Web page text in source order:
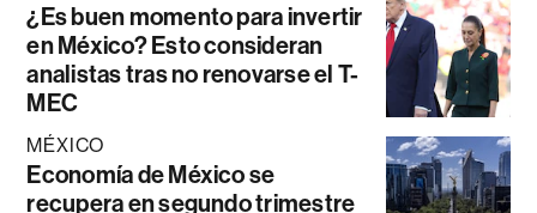
¿Es buen momento para invertir
en México? Esto consideran
analistas tras no renovarse el T-
MEC
MÉXICO
Economía de México se
recupera en segundo trimestre